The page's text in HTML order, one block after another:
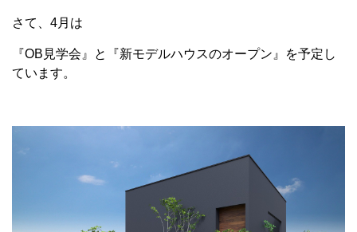
さて、4月は
『OB見学会』と『新モデルハウスのオープン』を予定し
ています。